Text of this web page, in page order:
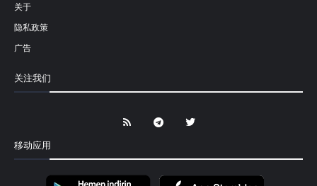
关于
隐私政策
广告
关注我们
移动应用